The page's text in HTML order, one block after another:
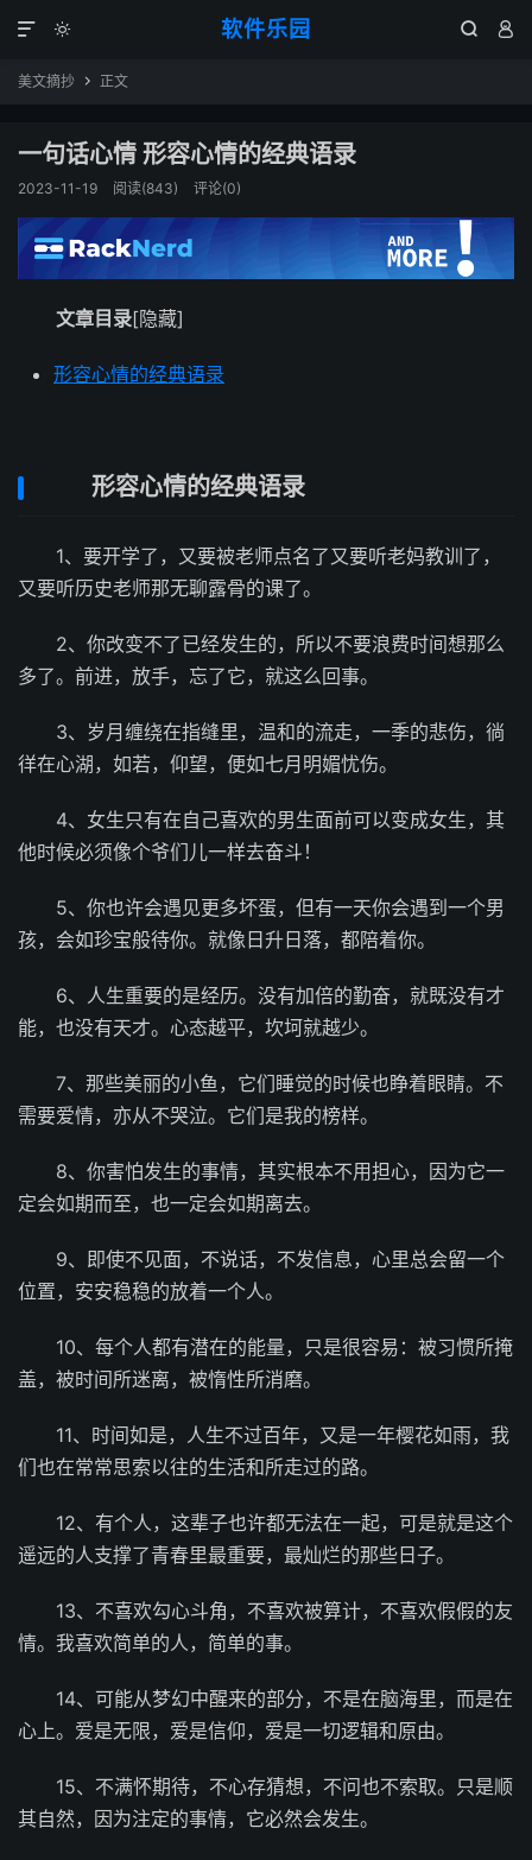
软件乐园 
 

美文摘抄  正文
一句话心情 形容心情的经典语录
2023-11-19 阅读(843) 评论(0)
文章目录[隐藏]
形容心情的经典语录
形容心情的经典语录
1、要开学了，又要被老师点名了又要听老妈教训了，
又要听历史老师那无聊露骨的课了。
2、你改变不了已经发生的，所以不要浪费时间想那么
多了。前进，放手，忘了它，就这么回事。
3、岁月缠绕在指缝里，温和的流走，一季的悲伤，徜
徉在心湖，如若，仰望，便如七月明媚忧伤。
4、女生只有在自己喜欢的男生面前可以变成女生，其
他时候必须像个爷们儿一样去奋斗！
5、你也许会遇见更多坏蛋，但有一天你会遇到一个男
孩，会如珍宝般待你。就像日升日落，都陪着你。
6、人生重要的是经历。没有加倍的勤奋，就既没有才
能，也没有天才。心态越平，坎坷就越少。
7、那些美丽的小鱼，它们睡觉的时候也睁着眼睛。不
需要爱情，亦从不哭泣。它们是我的榜样。
8、你害怕发生的事情，其实根本不用担心，因为它一
定会如期而至，也一定会如期离去。
9、即使不见面，不说话，不发信息，心里总会留一个
位置，安安稳稳的放着一个人。
10、每个人都有潜在的能量，只是很容易：被习惯所掩
盖，被时间所迷离，被惰性所消磨。
11、时间如是，人生不过百年，又是一年樱花如雨，我
们也在常常思索以往的生活和所走过的路。
12、有个人，这辈子也许都无法在一起，可是就是这个
遥远的人支撑了青春里最重要，最灿烂的那些日子。
13、不喜欢勾心斗角，不喜欢被算计，不喜欢假假的友
情。我喜欢简单的人，简单的事。
14、可能从梦幻中醒来的部分，不是在脑海里，而是在
心上。爱是无限，爱是信仰，爱是一切逻辑和原由。
15、不满怀期待，不心存猜想，不问也不索取。只是顺
其自然，因为注定的事情，它必然会发生。